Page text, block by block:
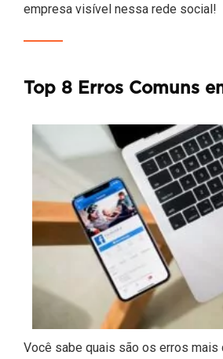
empresa visível nessa rede social!
Top 8 Erros Comuns
Você sabe quais são os erros mais